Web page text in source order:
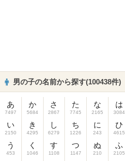
男の子の名前から探す(100438件)
あ
7497
い
2150
う
453
か
5684
き
4295
く
1046
さ
2867
し
6279
す
1108
た
7745
ち
1226
つ
1147
な
2165
に
243
ぬ
210
は
3084
ひ
4615
ふ
2105